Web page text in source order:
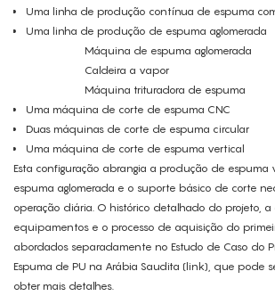
Uma linha de produção contínua de espuma
Uma linha de produção de espuma aglomerada
Máquina de espuma aglomerada
Caldeira a vapor
Máquina trituradora de espuma
Uma máquina de corte de espuma CNC
Duas máquinas de corte de espuma circular
Uma máquina de corte de espuma vertical
Esta configuração abrangia a produção de espuma
espuma aglomerada e o suporte básico de corte
operação diária. O histórico detalhado do projeto, a
equipamentos e o processo de aquisição do
abordados separadamente no Estudo de Caso do
Espuma de PU na Arábia Saudita (link), que pode
obter mais detalhes.